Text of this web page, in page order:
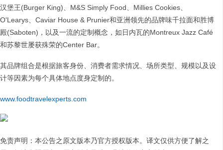
汉堡王(Burger King)、M&S Simply Food、Millies Cookies、
O'Learys、Caviar House & Prunier和亚洲领先的品牌味千拉面和胜博
殿(Saboten)，以及一流的定制概念，如日内瓦的Montreux Jazz Café
和苏黎世屡获殊荣的Center Bar。
其品牌组合是根据旅客身份、消费者需求情况、场所类型、规模以及设
计等因素为每个具体地点度身定制的。
www.foodtravelexperts.com
免责声明：本公告之原文版本乃官方授权版本。译文仅供方便了解之